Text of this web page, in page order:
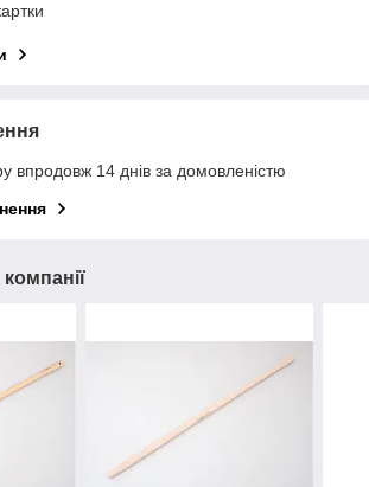
впродовж 14 днів за домовленістю